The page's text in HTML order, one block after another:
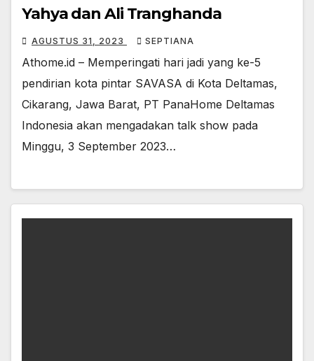
Yahya dan Ali Tranghanda
AGUSTUS 31, 2023 SEPTIANA
Athome.id – Memperingati hari jadi yang ke-5
pendirian kota pintar SAVASA di Kota Deltamas,
Cikarang, Jawa Barat, PT PanaHome Deltamas
Indonesia akan mengadakan talk show pada
Minggu, 3 September 2023…